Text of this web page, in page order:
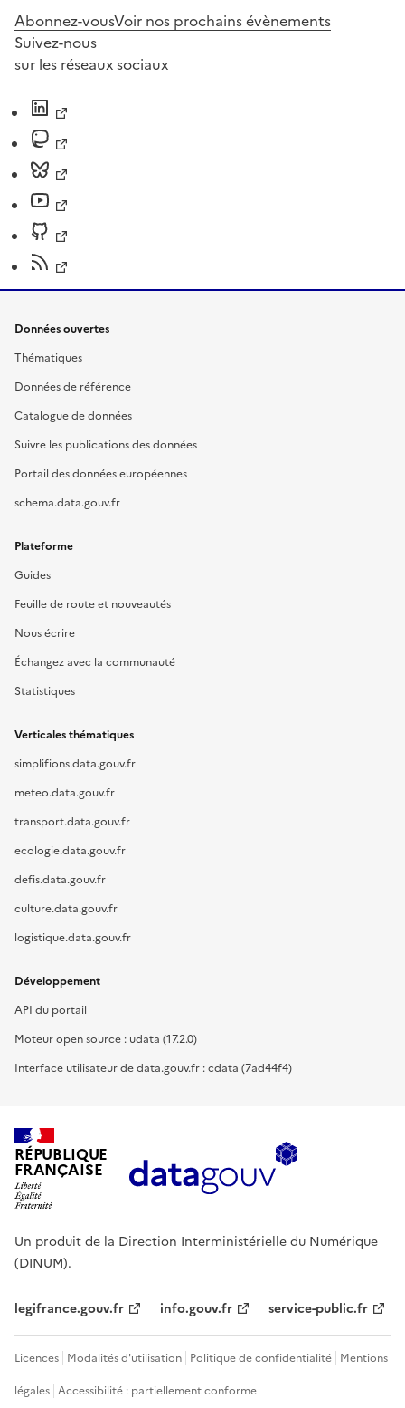
Abonnez-vousVoir nos prochains évènements
Suivez-nous
sur les réseaux sociaux
Données ouvertes
Thématiques
Données de référence
Catalogue de données
Suivre les publications des données
Portail des données européennes
schema.data.gouv.fr
Plateforme
Guides
Feuille de route et nouveautés
Nous écrire
Échangez avec la communauté
Statistiques
Verticales thématiques
simplifions.data.gouv.fr
meteo.data.gouv.fr
transport.data.gouv.fr
ecologie.data.gouv.fr
defis.data.gouv.fr
culture.data.gouv.fr
logistique.data.gouv.fr
Développement
API du portail
Moteur open source : udata (17.2.0)
Interface utilisateur de data.gouv.fr : cdata (7ad44f4)
RÉPUBLIQUE
FRANÇAISE
Un produit de la Direction Interministérielle du Numérique
(DINUM).
legifrance.gouv.fr info.gouv.fr service-public.fr
Licences Modalités d'utilisation Politique de confidentialité Mentions
légales Accessibilité : partiellement conforme